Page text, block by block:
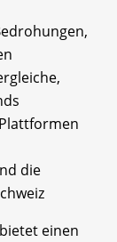
die
einen